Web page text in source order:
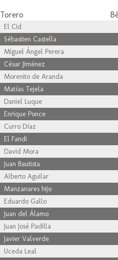
Torero
El Cid
Sébastien Castella
Miguel Ángel Perera
César Jiménez
Morenito de Aranda
Matías Tejela
Daniel Luque
Enrique Ponce
Curro Díaz
El Fandi
David Mora
Juan Bautista
Alberto Aguilar
Manzanares hijo
Eduardo Gallo
Juan del Álamo
Juan José Padilla
Javier Valverde
Uceda Leal